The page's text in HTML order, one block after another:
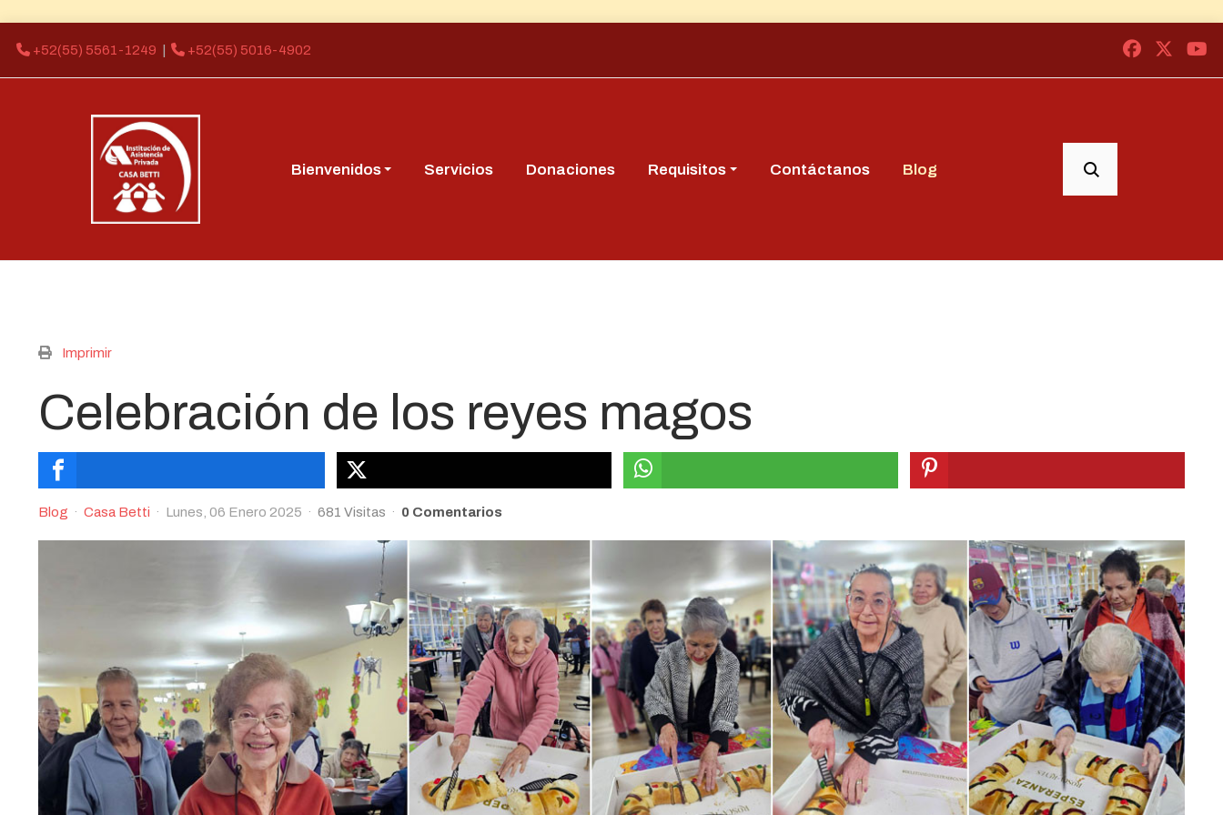
+52(55) 5561-1249 | +52(55) 5016-4902
Bienvenidos Servicios Donaciones Requisitos Contáctanos Blog
Imprimir
Celebración de los reyes magos
Blog Casa Betti Lunes, 06 Enero 2025 681 Visitas 0 Comentarios